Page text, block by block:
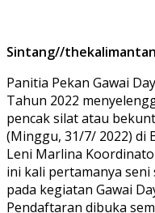
Sintang//
Panitia Pekan Gawai
Tahun 2022
pencak silat atau
(Minggu, 31/7/ 2022) di
Leni Marlina
ini kali pertamanya
pada kegiatan Gawai
Pendaftaran dibuka